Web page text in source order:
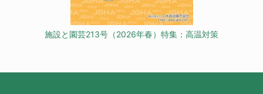
施設と園芸213号（2026年春）特集：高温対策